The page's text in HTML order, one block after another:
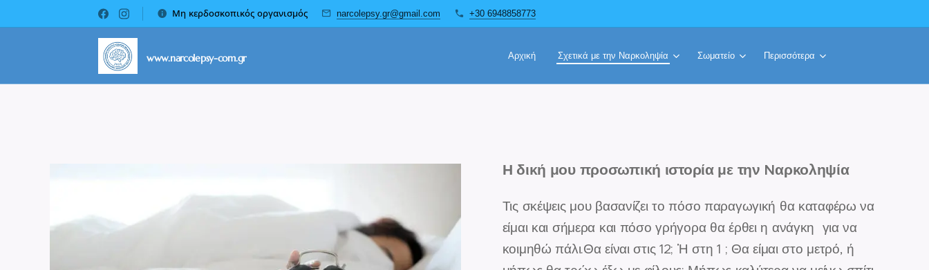
Μη κερδοσκοπικός οργανισμός narcolepsy.gr@gmail.com +30 6948858773
www.narcolepsy-com.gr Αρχική Σχετικά με την Ναρκοληψία Σωματείο Περισσότερα
Η δική μου προσωπική ιστορία με την Nαρκοληψία
Τις σκέψεις μου βασανίζει το πόσο παραγωγική θα καταφέρω να
είμαι και σήμερα και πόσο γρήγορα θα έρθει η ανάγκη για να
κοιμηθώ πάλι.Θα είναι στις 12; Ἡ στη 1 ; Θα είμαι στο μετρό, ή